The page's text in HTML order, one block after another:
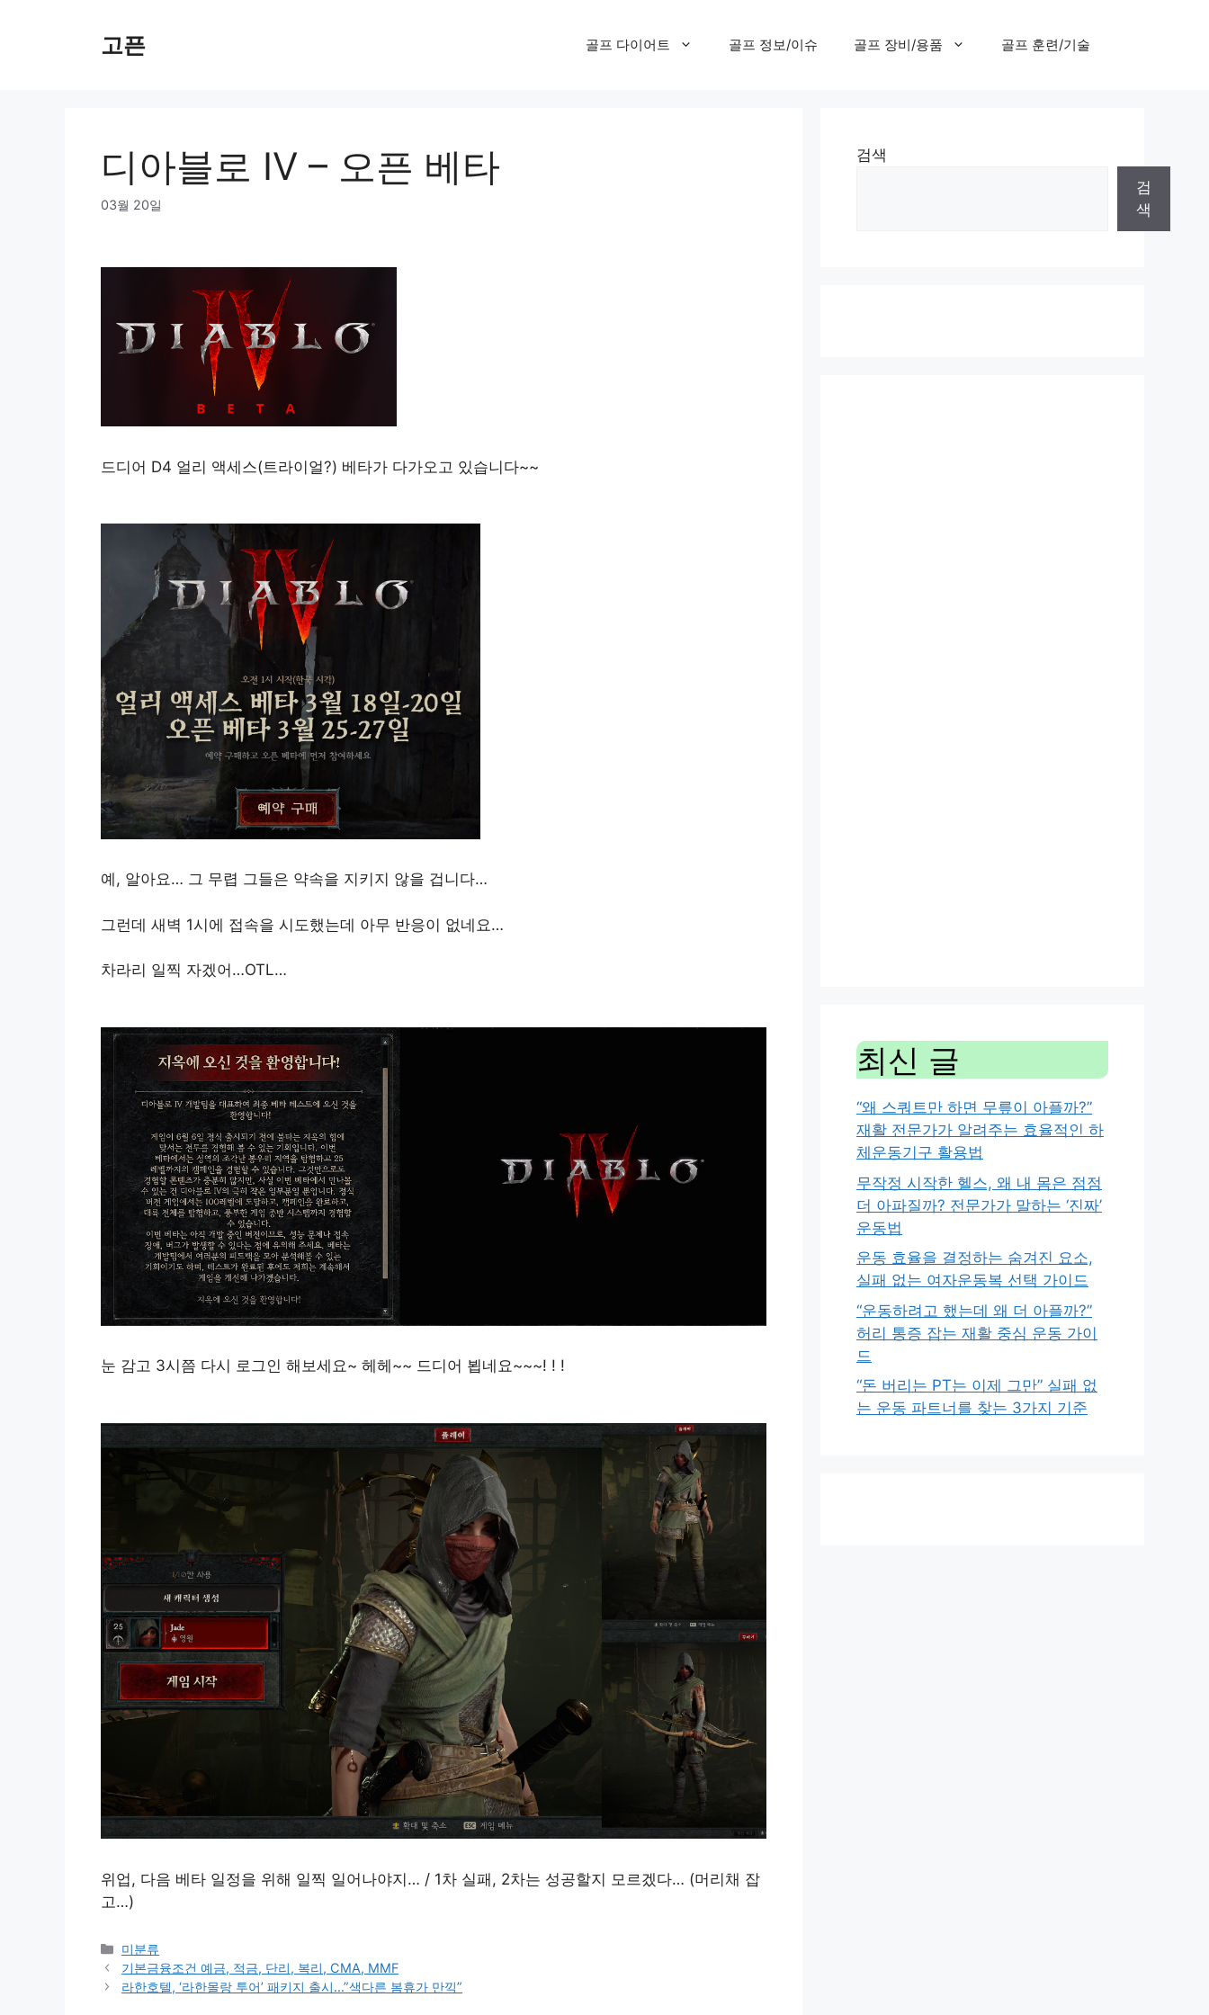
고픈 골프 다이어트 골프 정보/이슈 골프 장비/용품 골프 훈련/기술
디아블로 IV – 오픈 베타
03월 20일
드디어 D4 얼리 액세스(트라이얼?) 베타가 다가오고 있습니다~~
예, 알아요… 그 무렵 그들은 약속을 지키지 않을 겁니다…
그런데 새벽 1시에 접속을 시도했는데 아무 반응이 없네요…
차라리 일찍 자겠어…OTL…
눈 감고 3시쯤 다시 로그인 해보세요~ 헤헤~~ 드디어 뵙네요~~~! ! !
위업, 다음 베타 일정을 위해 일찍 일어나야지… / 1차 실패, 2차는 성공할지 모르겠다… (머리채 잡
고…)
Categories
미분류
기본금융조건 예금, 적금, 단리, 복리, CMA, MMF
라한호텔, ‘라한몰랑 투어’ 패키지 출시…”색다른 봄휴가 만끽”
검색
검
색
최신 글
“왜 스쿼트만 하면 무릎이 아플까?”
재활 전문가가 알려주는 효율적인 하
체운동기구 활용법
무작정 시작한 헬스, 왜 내 몸은 점점
더 아파질까? 전문가가 말하는 ‘진짜’
운동법
운동 효율을 결정하는 숨겨진 요소,
실패 없는 여자운동복 선택 가이드
“운동하려고 했는데 왜 더 아플까?”
허리 통증 잡는 재활 중심 운동 가이
드
“돈 버리는 PT는 이제 그만” 실패 없
는 운동 파트너를 찾는 3가지 기준